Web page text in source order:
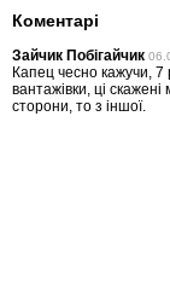
Коментарі
Зайчик Побігайчик
Капец чесно кажучи, 7
вантажівки, ці
сторони, то з іншої.